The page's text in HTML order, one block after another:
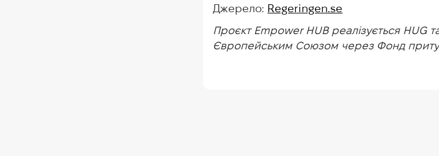
Джерело: Regeringen.se
Проєкт Empower HUB реалізується HUG
Європейським Союзом через Фонд